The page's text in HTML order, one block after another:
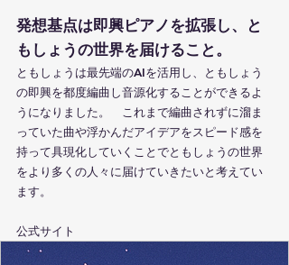
発想基点は即興ピアノを拡張し、と
もしょうの世界を届けること。
ともしょうは最先端のAIを活用し、ともしょう
の即興を都度編曲し音源化することができるよ
うになりました。　これまで編曲されずに溜ま
っていた曲や浮かんだアイデアをスピード感を
持って具現化していくことでともしょうの世界
をより多くの人々に届けていきたいと考えてい
ます。
公式サイト